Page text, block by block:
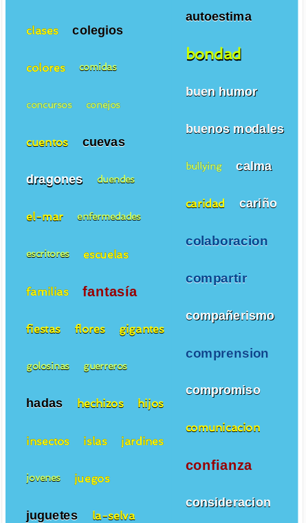
autoestima
bondad
buen humor
buenos modales
bullying calma
caridad cariño
colaboracion
compartir
compañerismo
comprension
compromiso
comunicacion
confianza
consideracion
clases colegios
colores comidas
concursos conejos
cuentos cuevas
dragones duendes
el-mar enfermedades
escritores escuelas
familias fantasía
fiestas flores gigantes
golosinas guerreros
hadas hechizos hijos
insectos islas jardines
jovenes juegos
juguetes la-selva